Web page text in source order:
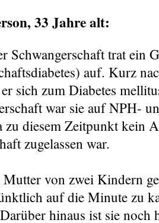
33 Jahre alt:
Schwangerschaft trat ein
auf. Kurz
sich zum Diabetes
war sie auf NPH-
zu diesem Zeitpunkt kein
zugelassen war.
von zwei Kindern
auf die Minute zu
hinaus ist sie noch